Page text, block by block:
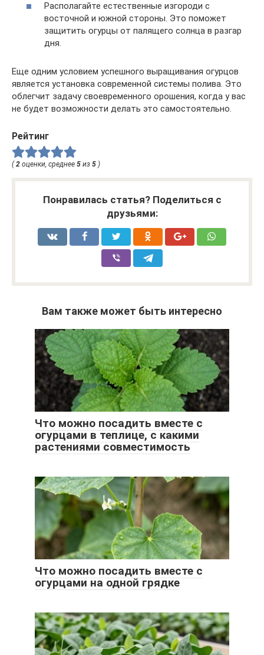
Располагайте естественные изгороди с
восточной и южной стороны. Это поможет
защитить огурцы от палящего солнца в разгар
дня.
Еще одним условием успешного выращивания огурцов
является установка современной системы полива. Это
облегчит задачу своевременного орошения, когда у вас
не будет возможности делать это самостоятельно.
Рейтинг
( 2 оценки, среднее 5 из 5 )
Понравилась статья? Поделиться с
друзьями:
Вам также может быть интересно
Что можно посадить вместе с
огурцами в теплице, с какими
растениями совместимость
Что можно посадить вместе с
огурцами на одной грядке